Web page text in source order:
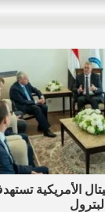
الأمريكية